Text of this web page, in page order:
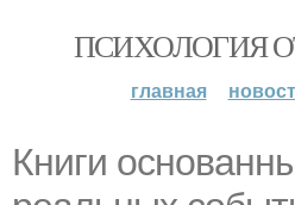
ПСИХОЛОГИЯ
главная
Книги